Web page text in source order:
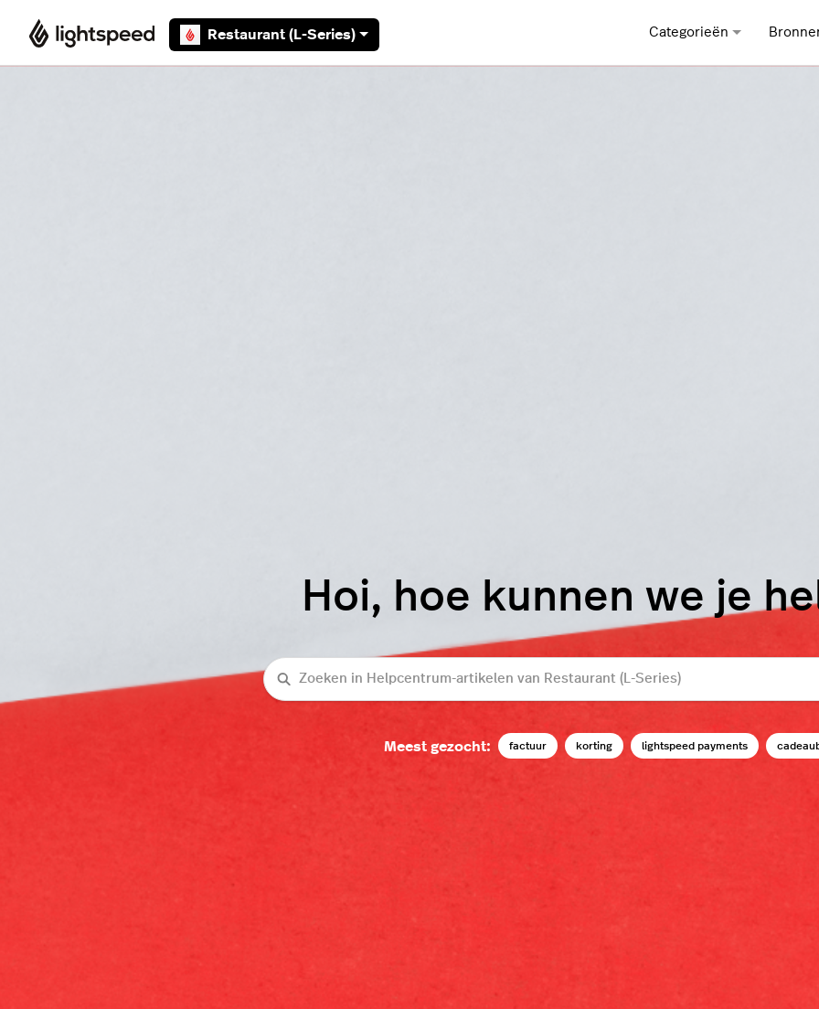
Restaurant (L-Series)
Categorieën
Hoi, hoe kunnen we je
Zoeken
Meest gezocht: factuur korting lightspeed payments